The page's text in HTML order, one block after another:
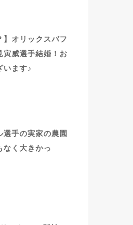
】オリックスバフ
寅威選手結婚！お
います♪
選手の実家の農園
なく大きかっ